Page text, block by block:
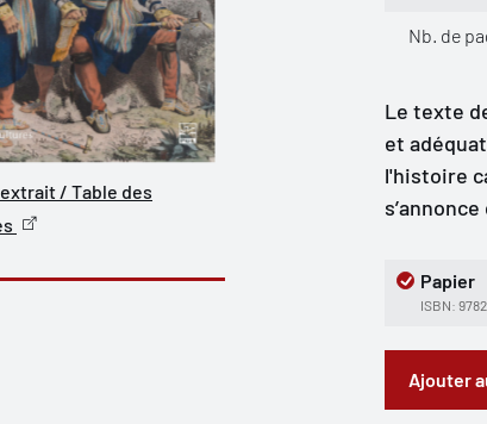
/ Table des
Nb. de
Le texte
et
l'histoire
Papier
ISBN:
Ajouter